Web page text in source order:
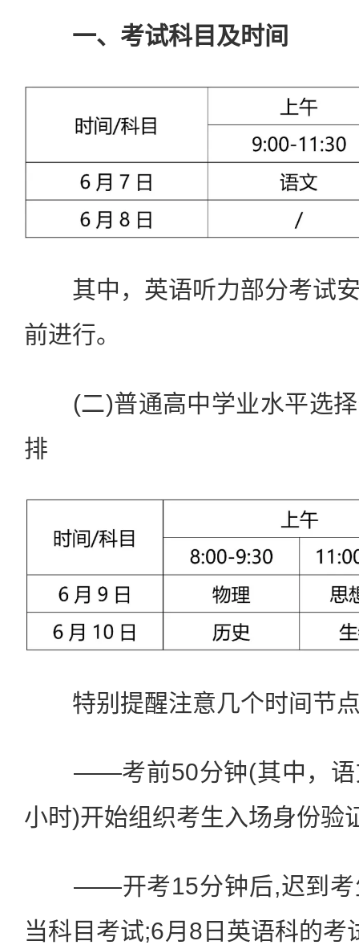
一、考试科目及时间
其中，英语听力部分考试安
前进行。
(二)普通高中学业水平选择
排
特别提醒注意几个时间节
——考前50分钟(其中，语
小时)开始组织考生入场身份验
——开考15分钟后,迟到考
当科目考试;6月8日英语科的考